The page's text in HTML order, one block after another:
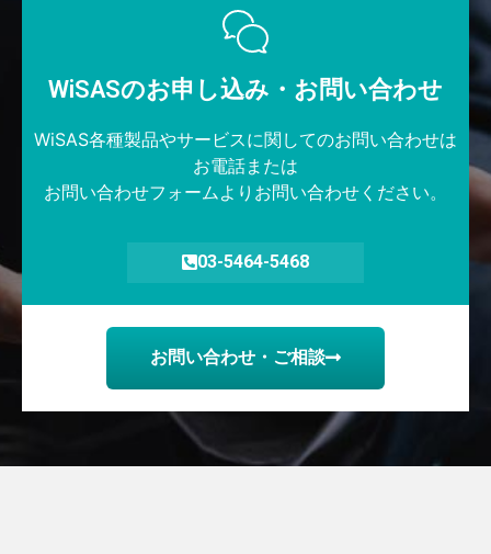
WiSASのお申し込み・お問い合わせ​
WiSAS各種製品やサービスに関してのお問い合わせは
お電話または
お問い合わせフォームよりお問い合わせください。
03-5464-5468
お問い合わせ・ご相談